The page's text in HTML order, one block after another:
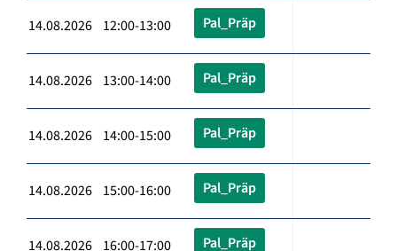
14.08.2026 12:00-13:00 Pal_Präp
14.08.2026 13:00-14:00 Pal_Präp
14.08.2026 14:00-15:00 Pal_Präp
14.08.2026 15:00-16:00 Pal_Präp
14.08.2026 16:00-17:00 Pal_Präp